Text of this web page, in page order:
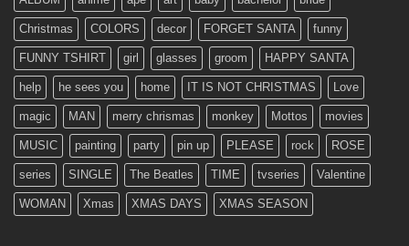
Christmas COLORS decor FORGET SANTA funny
FUNNY TSHIRT girl glasses groom HAPPY SANTA
help he sees you home IT IS NOT CHRISTMAS Love
magic MAN merry chrismas monkey Mottos movies
MUSIC painting party pin up PLEASE rock ROSE
series SINGLE The Beatles TIME tvseries Valentine
WOMAN Xmas XMAS DAYS XMAS SEASON